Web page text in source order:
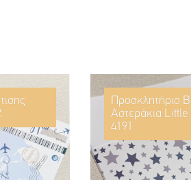
Προσκλητήριο
Αστεράκια
4191